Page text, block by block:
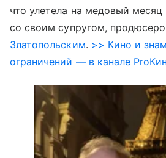
что улетела на медовый
со своим супругом,
Златопольским. >> Кино и
ограничений — в канале